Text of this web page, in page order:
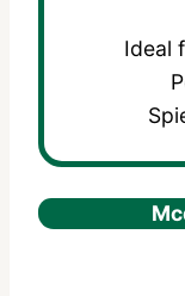
Ideal